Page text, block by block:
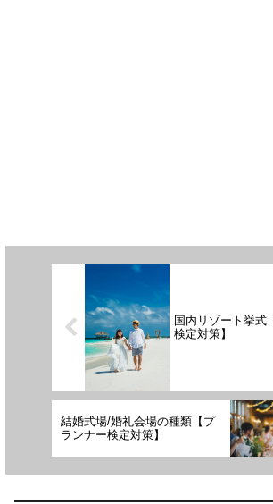
国内リゾート挙式
検定対策】
結婚式場/婚礼会場の種類【プ
ランナー検定対策】